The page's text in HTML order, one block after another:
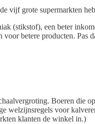
vijf grote supermarkten
(stikstof), een beter
betere producten. Pas
Boeren die
welzijnsregels voor
klanten de winkel in.)